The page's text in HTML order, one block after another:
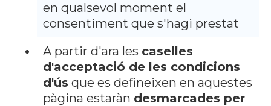
en qualsevol moment el
consentiment que s'hagi prestat
A partir d'ara les caselles
d'acceptació de les condicions
d'ús que es defineixen en aquestes
pàgina estaràn desmarcades per